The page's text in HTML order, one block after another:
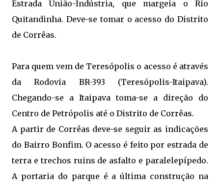
Estrada União-Indústria, que margeia o Rio
Quitandinha. Deve-se tomar o acesso do Distrito
de Corrêas.
Para quem vem de Teresópolis o acesso é através
da Rodovia BR-393 (Teresópolis-Itaipava).
Chegando-se a Itaipava toma-se a direção do
Centro de Petrópolis até o Distrito de Corrêas.
A partir de Corrêas deve-se seguir as indicações
do Bairro Bonfim. O acesso é feito por estrada de
terra e trechos ruins de asfalto e paralelepípedo.
A portaria do parque é a última construção na